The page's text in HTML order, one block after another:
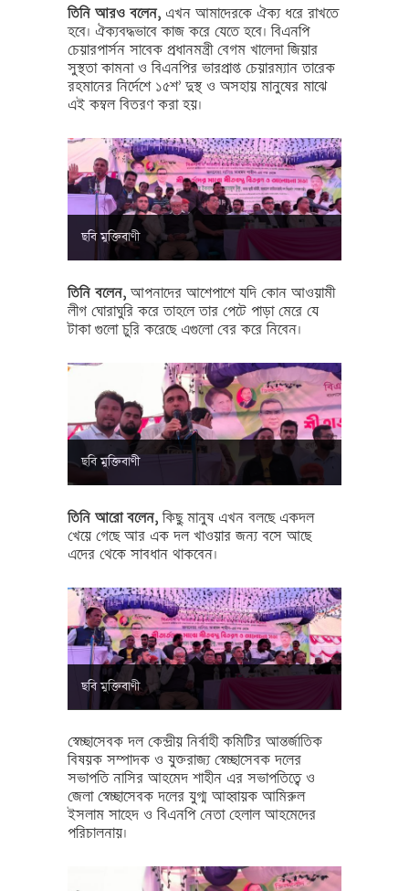
তিনি আরও বলেন, এখন আমাদেরকে ঐক্য ধরে রাখতে
হবে। ঐক্যবদ্ধভাবে কাজ করে যেতে হবে। বিএনপি
চেয়ারপার্সন সাবেক প্রধানমন্ত্রী বেগম খালেদা জিয়ার
সুস্থতা কামনা ও বিএনপির ভারপ্রাপ্ত চেয়ারম্যান তারেক
রহমানের নির্দেশে ১৫শ’ দুস্থ ও অসহায় মানুষের মাঝে
এই কম্বল বিতরণ করা হয়।
ছবি মুক্তিবাণী
তিনি বলেন, আপনাদের আশেপাশে যদি কোন আওয়ামী
লীগ ঘোরাঘুরি করে তাহলে তার পেটে পাড়া মেরে যে
টাকা গুলো চুরি করেছে এগুলো বের করে নিবেন।
ছবি মুক্তিবাণী
তিনি আরো বলেন, কিছু মানুষ এখন বলছে একদল
খেয়ে গেছে আর এক দল খাওয়ার জন্য বসে আছে
এদের থেকে সাবধান থাকবেন।
ছবি মুক্তিবাণী
স্বেচ্ছাসেবক দল কেন্দ্রীয় নির্বাহী কমিটির আন্তর্জাতিক
বিষয়ক সম্পাদক ও যুক্তরাজ্য স্বেচ্ছাসেবক দলের
সভাপতি নাসির আহমেদ শাহীন এর সভাপতিত্বে ও
জেলা স্বেচ্ছাসেবক দলের যুগ্ম আহ্বায়ক আমিরুল
ইসলাম সাহেদ ও বিএনপি নেতা হেলাল আহমেদের
পরিচালনায়।